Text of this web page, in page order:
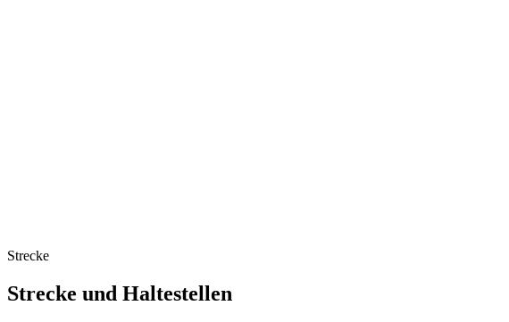
Strecke
Strecke und Haltestellen